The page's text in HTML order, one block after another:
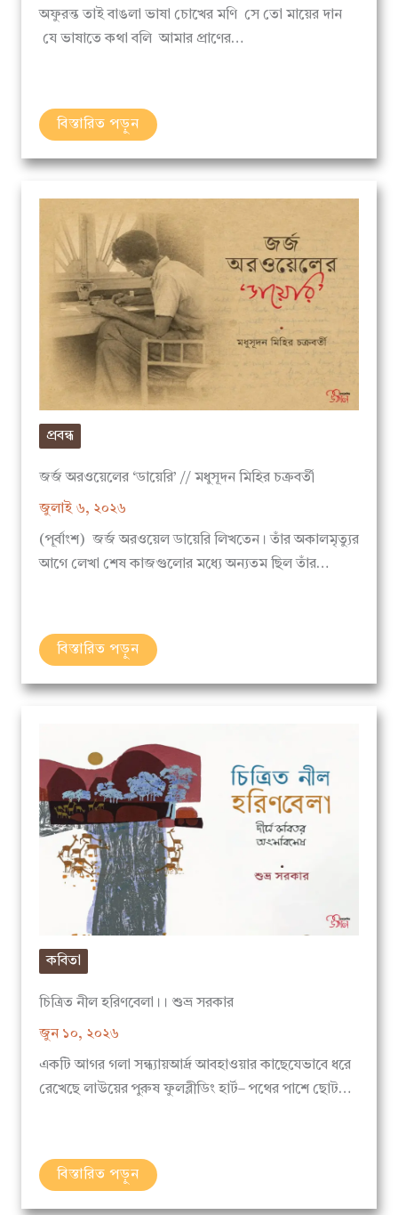
যে ভাষাতে কথা বলি আমার প্রাণের…
প্রবন্ধ
জুলাই ৬, ২০২৬
(পূর্বাংশ) জর্জ অরওয়েল ডায়েরি লিখতেন। তাঁর অকালমৃত্যুর
আগে লেখা শেষ কাজগুলোর মধ্যে অন্যতম ছিল তাঁর…
কবিতা
জুন ১০, ২০২৬
একটি আগর গলা সন্ধ্যায়আর্দ্র আবহাওয়ার কাছেযেভাবে ধরে
রেখেছে লাউয়ের পুরুষ ফুলব্লীডিং হার্ট– পথের পাশে ছোট…